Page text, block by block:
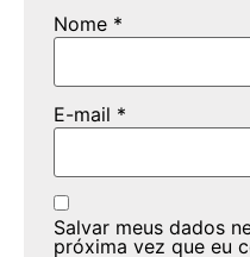
Nome *
E-mail *
Salvar meus dados
próxima vez que eu